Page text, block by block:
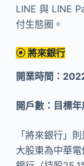
LINE 與 LINE
付生態圈。
⦿ 將來銀行
開業時間：
開戶數：目標
「將來銀行」
大股東為中華